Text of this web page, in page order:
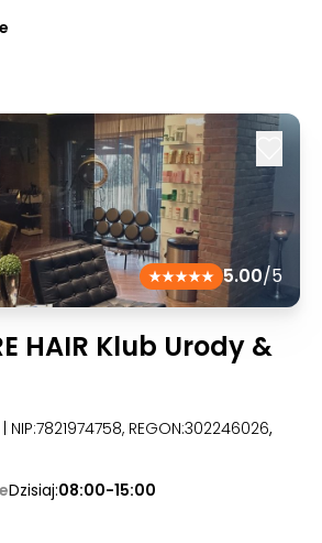
5.00/5
HAIR Klub Urody &
| NIP:7821974758, REGON:302246026,
Dzisiaj:08:00-15:00